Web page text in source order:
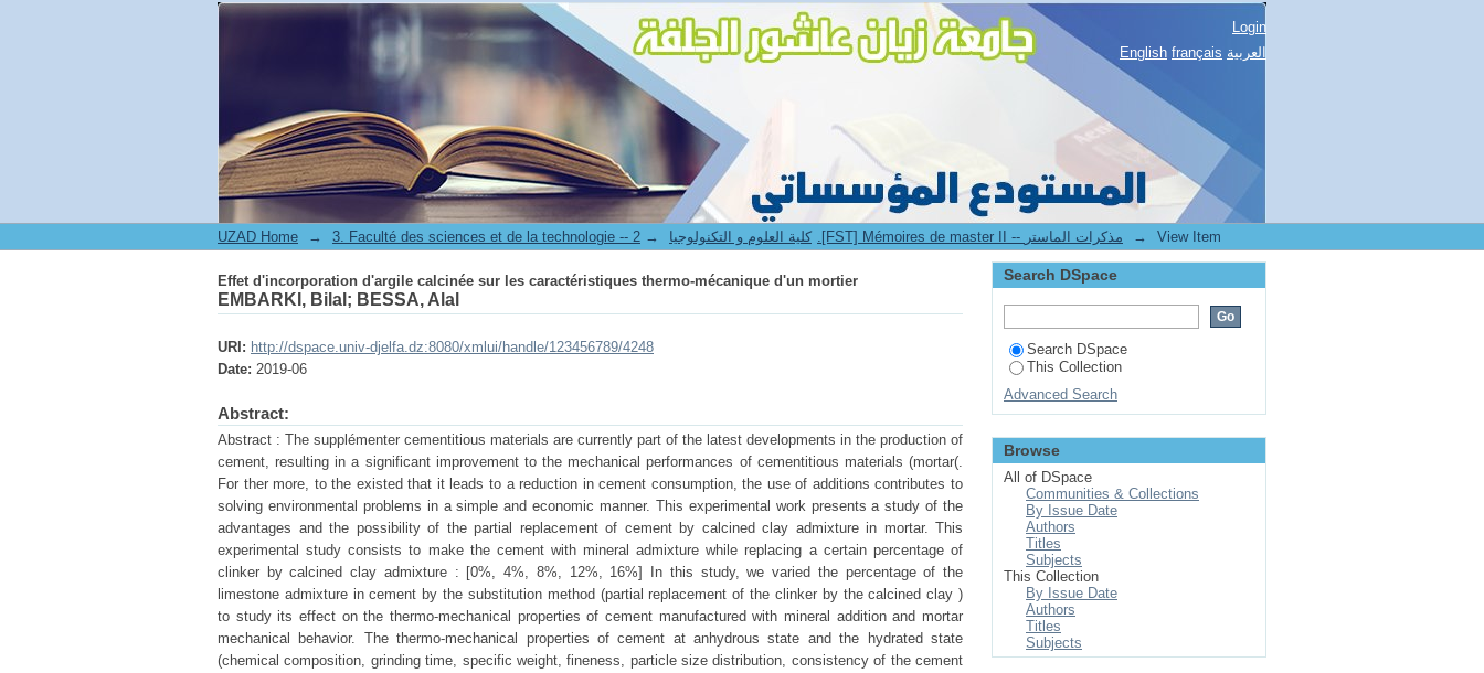
Effet d'incorporation d'argile calcinée sur les caractéristiques thermo-mécanique d'un mortier
Login
English français العربية
UZAD Home → 3. Faculté des sciences et de la technologie -- كلية العلوم و التكنولوجيا → 2.[FST] Mémoires de master II -- مذكرات الماستر → View Item
Effet d'incorporation d'argile calcinée sur les caractéristiques thermo-mécanique d'un mortier
EMBARKI, Bilal ; BESSA, Alal
URI: http://dspace.univ-djelfa.dz:8080/xmlui/handle/123456789/4248
Date: 2019-06
Abstract:
Abstract : The supplémenter cementitious materials are currently part of the latest developments in the production of
cement, resulting in a significant improvement to the mechanical performances of cementitious materials (mortar(.
For ther more, to the existed that it leads to a reduction in cement consumption, the use of additions contributes to
solving environmental problems in a simple and economic manner. This experimental work presents a study of the
advantages and the possibility of the partial replacement of cement by calcined clay admixture in mortar. This
experimental study consists to make the cement with mineral admixture while replacing a certain percentage of
clinker by calcined clay admixture : [0%, 4%, 8%, 12%, 16%] In this study, we varied the percentage of the
limestone admixture in cement by the substitution method (partial replacement of the clinker by the calcined clay )
to study its effect on the thermo-mechanical properties of cement manufactured with mineral addition and mortar
mechanical behavior. The thermo-mechanical properties of cement at anhydrous state and the hydrated state
(chemical composition, grinding time, specific weight, fineness, particle size distribution, consistency of the cement
Search DSpace
Search DSpace
This Collection
Advanced Search
Browse
All of DSpace
Communities & Collections
By Issue Date
Authors
Titles
Subjects
This Collection
By Issue Date
Authors
Titles
Subjects